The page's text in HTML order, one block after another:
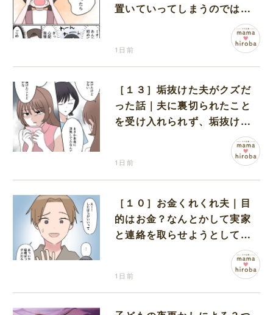
置いていってしまうのでは？
と怯えて泣く孫に心が痛む
1日前
［１３］垢抜けた夫がクズだ
った話｜夫に裏切られたこと
を受け入れられず、垢抜けた
ことが関係しているのかと嘆
1日前
［１０］お金くれくれ夫｜目
的はお金？なんとかして実家
と連絡を取らせようとしてく
1日前